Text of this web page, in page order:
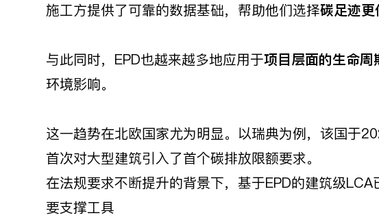
施工方提供了可靠的数据基础，帮助他们选择碳足迹
与此同时，EPD也越来越多地应用于项目层面的生命周
环境影响。
这一趋势在北欧国家尤为明显。以瑞典为例，该国于
首次对大型建筑引入了首个碳排放限额要求。
在法规要求不断提升的背景下，基于EPD的建筑级
要支撑工具